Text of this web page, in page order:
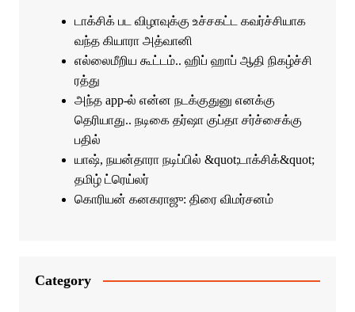
டாக்சிக் பட விழாவுக்கு உச்சகட்ட கவர்ச்சியாக
வந்த கியாரா அத்வானி
எல்லைமீறிய கூட்டம்.. ஹிப் ஹாப் ஆதி நிகழ்ச்சி
ரத்து
அந்த app-ல் என்ன நடக்குதுனு எனக்கு
தெரியாது.. நடிகை தர்ஷா குப்தா சர்ச்சைக்கு
பதில்
யாஷ், நயன்தாரா நடிப்பில் &quot;டாக்சிக்&quot;
தமிழ் ட்ரெய்லர்
கொரியன் கனகராஜு: திரை விமர்சனம்
Category